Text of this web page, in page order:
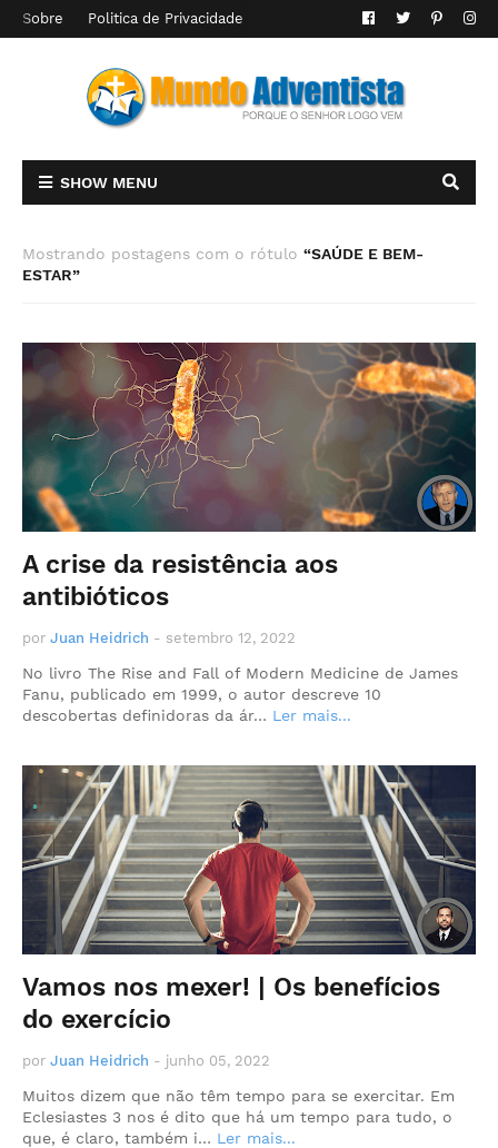
Sobre Politica de Privacidade
SHOW MENU
Mostrando postagens com o rótulo
SAÚDE E BEM-
ESTAR
A crise da resistência aos
antibióticos
por Juan Heidrich - setembro 12, 2022
No livro The Rise and Fall of Modern Medicine de James
Fanu, publicado em 1999, o autor descreve 10
descobertas definidoras da ár… Ler mais...
Vamos nos mexer! | Os benefícios
do exercício
por Juan Heidrich - junho 05, 2022
Muitos dizem que não têm tempo para se exercitar. Em
Eclesiastes 3 nos é dito que há um tempo para tudo, o
que, é claro, também i… Ler mais...